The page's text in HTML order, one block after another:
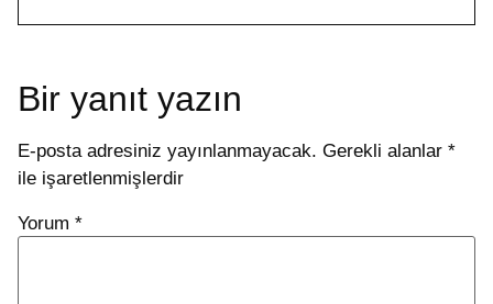
Bir yanıt yazın
E-posta adresiniz yayınlanmayacak. Gerekli alanlar *
ile işaretlenmişlerdir
Yorum *